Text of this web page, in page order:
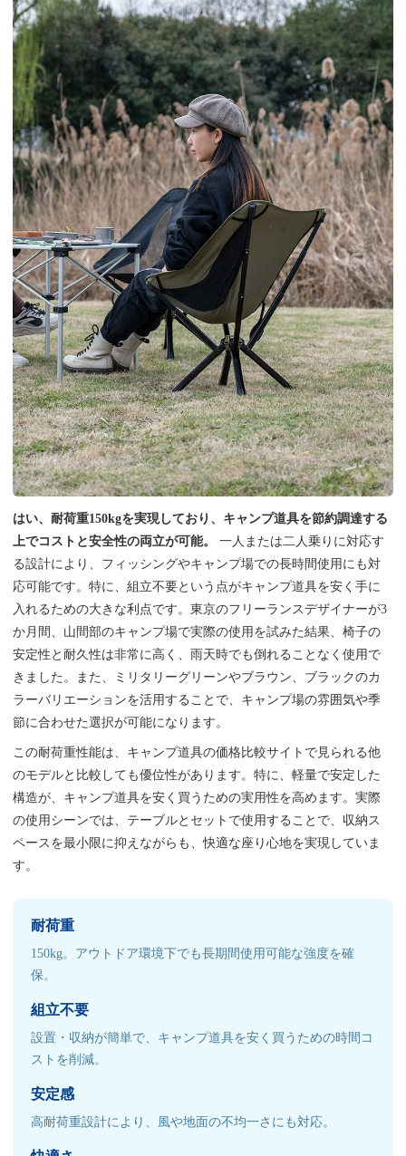
はい、耐荷重150kgを実現しており、キャンプ道具を節約調達する
上でコストと安全性の両立が可能。
一人または二人乗りに対応す
る設計により、フィッシングやキャンプ場での長時間使用にも対
応可能です。特に、組立不要という点がキャンプ道具を安く手に
入れるための大きな利点です。東京のフリーランスデザイナーが3
か月間、山間部のキャンプ場で実際の使用を試みた結果、椅子の
安定性と耐久性は非常に高く、雨天時でも倒れることなく使用で
きました。また、ミリタリーグリーンやブラウン、ブラックのカ
ラーバリエーションを活用することで、キャンプ場の雰囲気や季
節に合わせた選択が可能になります。
この耐荷重性能は、キャンプ道具の価格比較サイトで見られる他
のモデルと比較しても優位性があります。特に、軽量で安定した
構造が、キャンプ道具を安く買うための実用性を高めます。実際
の使用シーンでは、テーブルとセットで使用することで、収納ス
ペースを最小限に抑えながらも、快適な座り心地を実現していま
す。
耐荷重
150kg。アウトドア環境下でも長期間使用可能な強度を確
保。
組立不要
設置・収納が簡単で、キャンプ道具を安く買うための時間コ
ストを削減。
安定感
高耐荷重設計により、風や地面の不均一さにも対応。